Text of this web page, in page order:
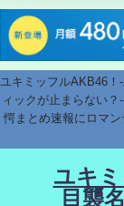
ユキミッフルAKB46
ィックが止まらない
愕まとめ速報にロマ
ユキ
目襲